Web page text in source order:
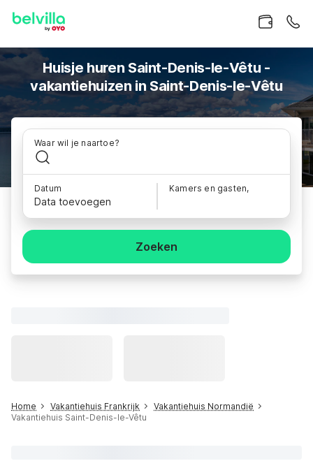
Huisje huren Saint-Denis-le-Vêtu -
vakantiehuizen in Saint-Denis-le-Vêtu
Waar wil je naartoe?
Datum
Data toevoegen
Kamers en gasten,
Zoeken
Home Vakantiehuis Frankrijk
Vakantiehuis Normandië
Vakantiehuis Saint-Denis-le-Vêtu